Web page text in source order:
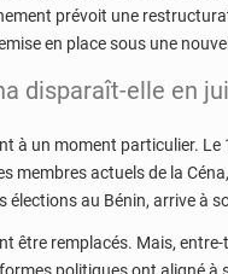
prévoit une
en place sous une
disparaît-elle en
à un moment particulier. Le
membres actuels de la
élections au Bénin, arrive à
être remplacés. Mais,